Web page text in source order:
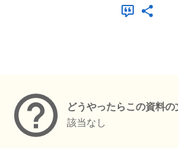
どうやったらこの資料の
該当なし